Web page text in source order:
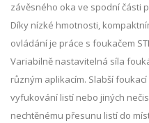
závěsného oka ve spodní části
Díky nízké hmotnosti,
ovládání je práce s foukačem
Variabilně nastavitelná síla
různým aplikacím. Slabší
vyfukování listí nebo jiných
nechtěnému přesunu listí do